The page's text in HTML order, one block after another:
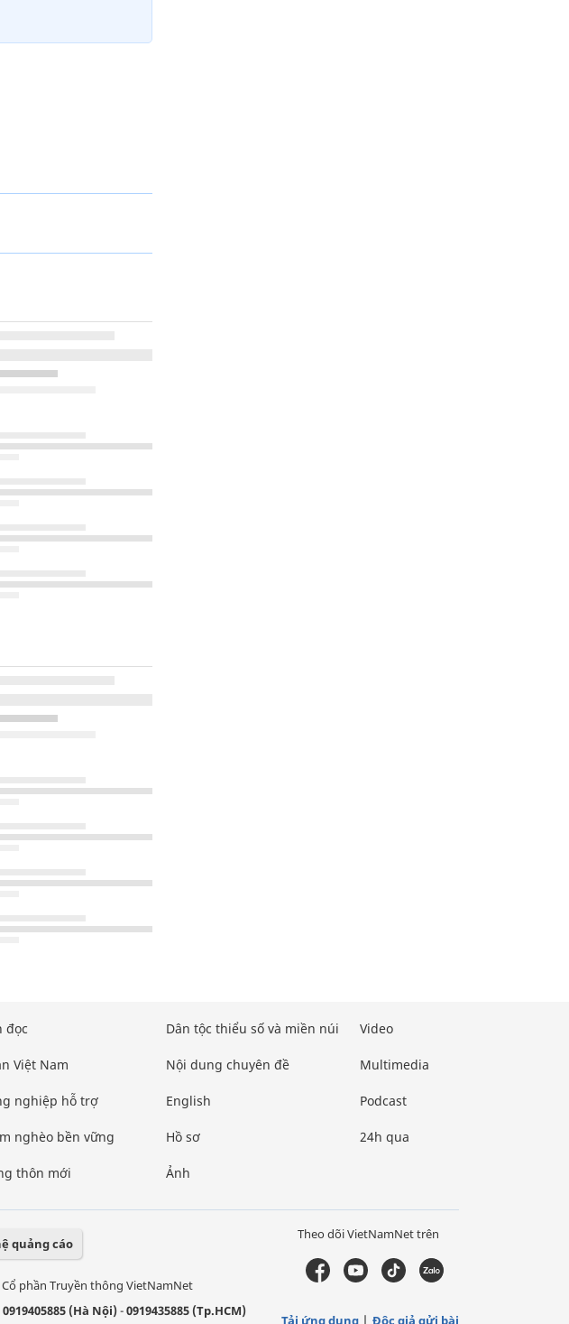
đọc
Việt Nam
nghiệp hỗ trợ
nghèo bền vững
thôn mới
Dân tộc thiểu số và miền núi
Nội dung chuyên đề
English
Hồ sơ
Ảnh
Video
Multimedia
Podcast
24h qua
quảng cáo
phần Truyền thông VietNamNet
0919405885 (Hà Nội)-0919435885 (Tp.HCM)
Theo dõi VietNamNet trên